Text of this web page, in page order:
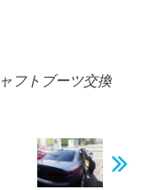
フトブーツ交換